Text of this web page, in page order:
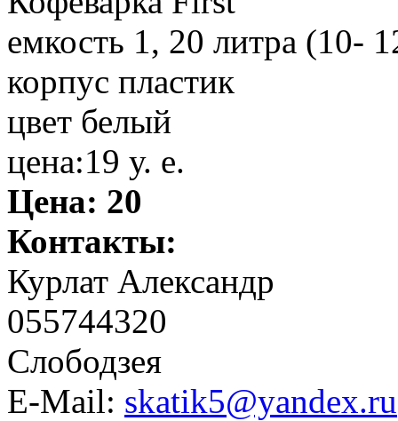
емкость 1, 20 литра (10-
корпус пластик
цвет белый
цена:19 у. е.
Цена: 20
Контакты:
Курлат Александр
055744320
Слободзея
E-Mail: skatik5@yandex.ru